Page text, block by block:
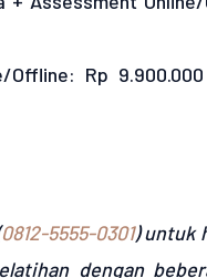
Offline: Rp
0812-5555-0301) untuk
dengan